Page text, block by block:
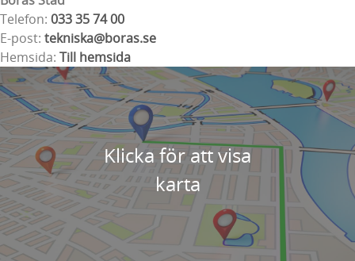
Telefon: 033 35 74 00
E-post: tekniska@boras.se
Hemsida: Till hemsida
Klicka för att visa
karta